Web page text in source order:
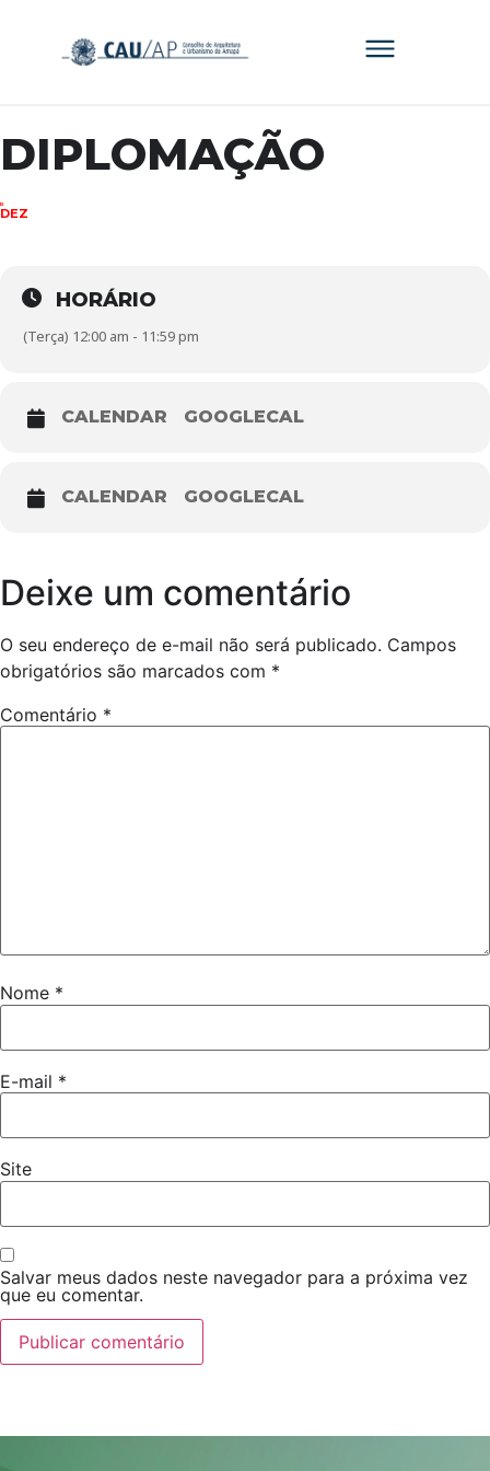
DIPLOMAÇÃO
12
DEZ
HORÁRIO
(Terça) 12:00 am - 11:59 pm
CALENDAR GOOGLECAL
CALENDAR GOOGLECAL
Deixe um comentário
O seu endereço de e-mail não será publicado. Campos
obrigatórios são marcados com *
Comentário *
Nome *
E-mail *
Site
Salvar meus dados neste navegador para a próxima vez
que eu comentar.